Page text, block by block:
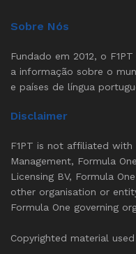
Sobre Nós
Fundado em 2012, o
a informação sobre o
e países de língua
Disclaimer
F1PT is not affiliated with
Management, Formula
Licensing BV, Formula
other organisation or
Formula One governing
Copyrighted material